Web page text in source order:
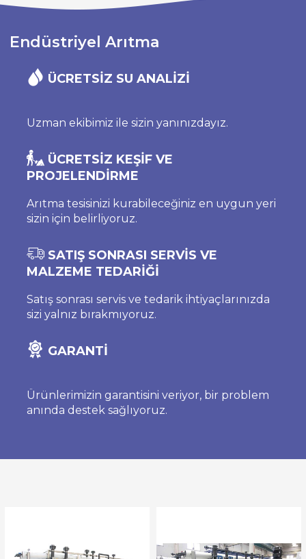
Endüstriyel Arıtma
ÜCRETSİZ SU ANALİZİ
Uzman ekibimiz ile sizin yanınızdayız.
ÜCRETSİZ KEŞİF VE
PROJELENDİRME
Arıtma tesisinizi kurabileceğiniz en uygun yeri
sizin için belirliyoruz.
SATIŞ SONRASI SERVİS VE
MALZEME TEDARİĞİ
Satış sonrası servis ve tedarik ihtiyaçlarınızda
sizi yalnız bırakmıyoruz.
GARANTİ
Ürünlerimizin garantisini veriyor, bir problem
anında destek sağlıyoruz.